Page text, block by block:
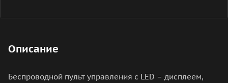
Описание
Беспроводной пульт управления с LED – дисплеем,